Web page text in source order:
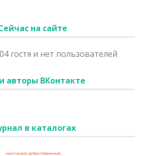
на сайте
гостя и нет пользователей
авторы ВКонтакте
в каталогах